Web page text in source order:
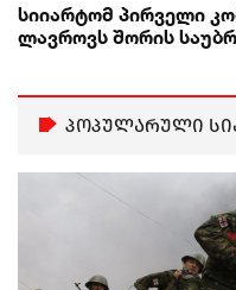
სიიარტომ პირველი
ლავროვს შორის
პოპულარული